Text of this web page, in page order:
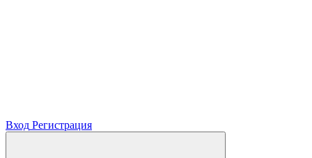
Вход Регистрация